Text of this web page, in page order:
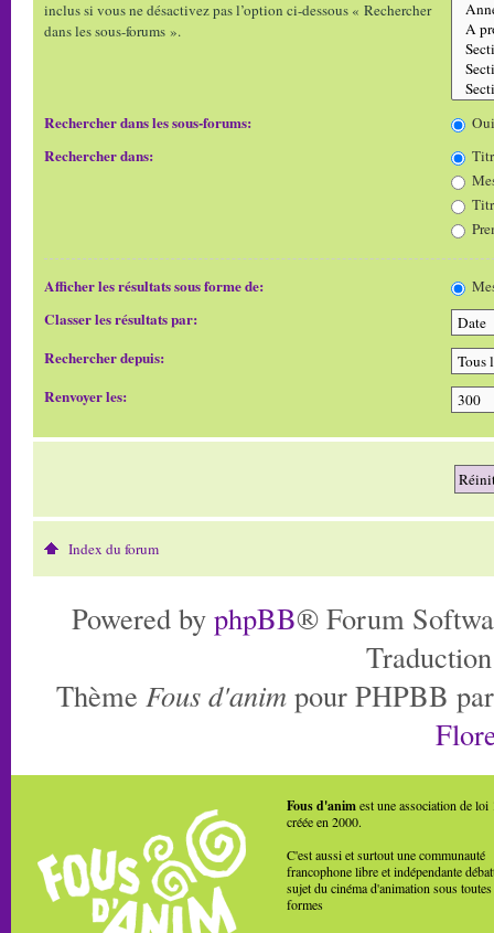
inclus si vous ne désactivez pas l’option ci-dessous « Rechercher
dans les sous-forums ».
Rechercher dans les sous-forums: Oui
Rechercher dans:
Afficher les résultats sous forme de:
Classer les résultats par:
Rechercher depuis:
Renvoyer les:
Index du forum
Powered by phpBB® Forum
Thème Fous d'anim pour PHPBB
Fous d'animest une association de loi
créée en 2000.
C'est aussi et surtout une communauté
francophone libre et indépendante
sujet du cinéma d'animation sous toutes
formes